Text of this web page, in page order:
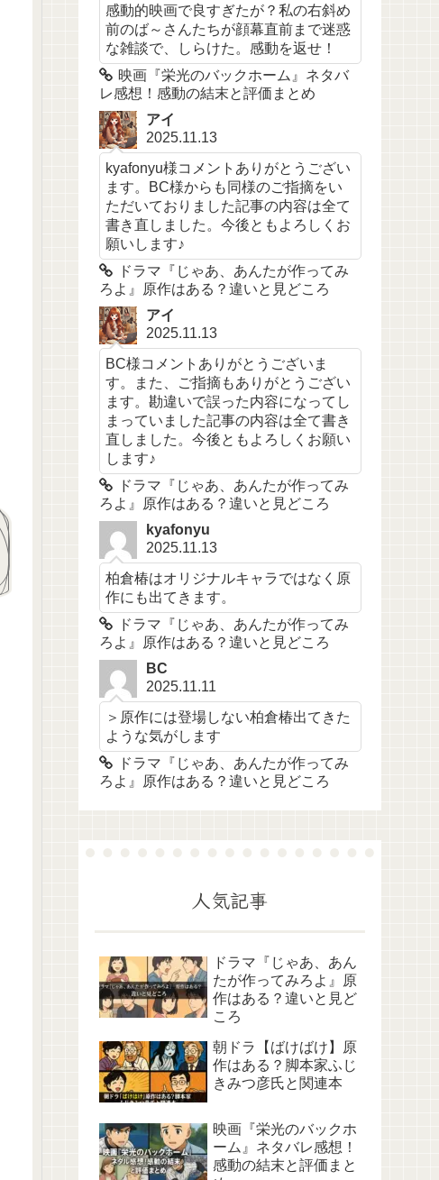
感動的映画で良すぎたが？私の右斜め
前のば～さんたちが顔幕直前まで迷惑
な雑談で、しらけた。感動を返せ！
映画『栄光のバックホーム』ネタバ
レ感想！感動の結末と評価まとめ
アイ
2025.11.13
kyafonyu様コメントありがとうござい
ます。BC様からも同様のご指摘をい
ただいておりました記事の内容は全て
書き直しました。今後ともよろしくお
願いします♪
ドラマ『じゃあ、あんたが作ってみ
ろよ』原作はある？違いと見どころ
アイ
2025.11.13
BC様コメントありがとうございま
す。また、ご指摘もありがとうござい
ます。勘違いで誤った内容になってし
まっていました記事の内容は全て書き
直しました。今後ともよろしくお願い
します♪
ドラマ『じゃあ、あんたが作ってみ
ろよ』原作はある？違いと見どころ
kyafonyu
2025.11.13
柏倉椿はオリジナルキャラではなく原
作にも出てきます。
ドラマ『じゃあ、あんたが作ってみ
ろよ』原作はある？違いと見どころ
BC
2025.11.11
＞原作には登場しない柏倉椿出てきた
ような気がします
ドラマ『じゃあ、あんたが作ってみ
ろよ』原作はある？違いと見どころ
人気記事
ドラマ『じゃあ、あん
たが作ってみろよ』原
作はある？違いと見ど
ころ
朝ドラ【ばけばけ】原
作はある？脚本家ふじ
きみつ彦氏と関連本
映画『栄光のバックホ
ーム』ネタバレ感想！
感動の結末と評価まと